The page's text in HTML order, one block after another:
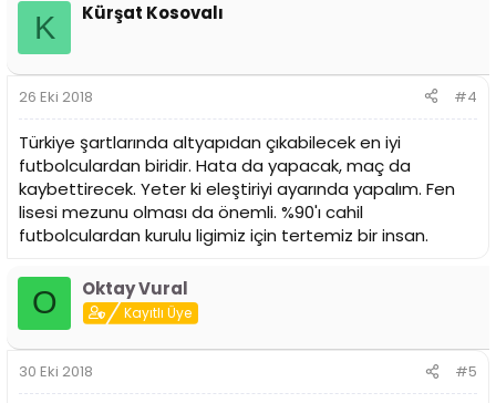
K Kürşat Kosovalı
26 Eki 2018 #4
Türkiye şartlarında altyapıdan çıkabilecek en iyi
futbolculardan biridir. Hata da yapacak, maç da
kaybettirecek. Yeter ki eleştiriyi ayarında yapalım. Fen
lisesi mezunu olması da önemli. %90'ı cahil
futbolculardan kurulu ligimiz için tertemiz bir insan.
O Oktay Vural
Kayıtlı Üye
30 Eki 2018 #5